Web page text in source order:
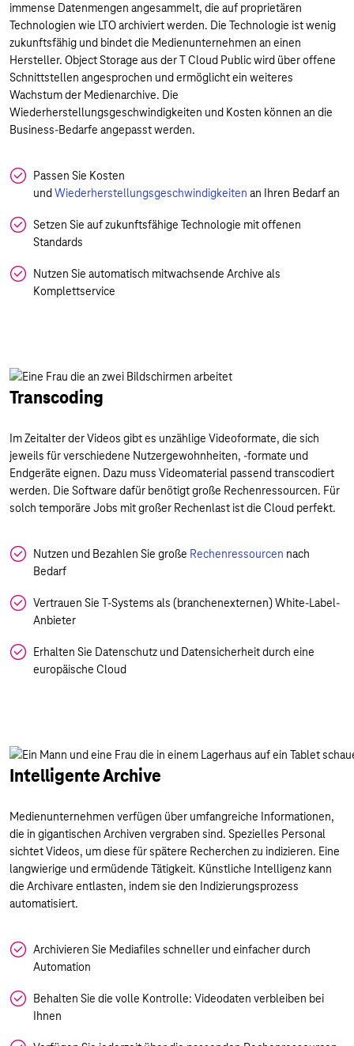
immense Datenmengen angesammelt, die auf proprietären
Technologien wie LTO archiviert werden. Die Technologie ist wenig
zukunftsfähig und bindet die Medienunternehmen an einen
Hersteller. Object Storage aus der T Cloud Public wird über offene
Schnittstellen angesprochen und ermöglicht ein weiteres
Wachstum der Medienarchive. Die
Wiederherstellungsgeschwindigkeiten und Kosten können an die
Business-Bedarfe angepasst werden.
Passen Sie Kosten
undWiederherstellungsgeschwindigkeiten an Ihren Bedarf an
Setzen Sie auf zukunftsfähige Technologie mit offenen
Standards
Nutzen Sie automatisch mitwachsende Archive als
Komplettservice
Transcoding
Im Zeitalter der Videos gibt es unzählige Videoformate, die sich
jeweils für verschiedene Nutzergewohnheiten, -formate und
Endgeräte eignen. Dazu muss Videomaterial passend transcodiert
werden. Die Software dafür benötigt große Rechenressourcen. Für
solch temporäre Jobs mit großer Rechenlast ist die Cloud perfekt.
Nutzen und Bezahlen Sie große Rechenressourcen nach
Bedarf
Vertrauen Sie T-Systems als (branchenexternen) White-Label-
Anbieter
Erhalten Sie Datenschutz und Datensicherheit durch eine
europäische Cloud
Intelligente Archive
Medienunternehmen verfügen über umfangreiche Informationen,
die in gigantischen Archiven vergraben sind. Spezielles Personal
sichtet Videos, um diese für spätere Recherchen zu indizieren. Eine
langwierige und ermüdende Tätigkeit. Künstliche Intelligenz kann
die Archivare entlasten, indem sie den Indizierungsprozess
automatisiert.
Archivieren Sie Mediafiles schneller und einfacher durch
Automation
Behalten Sie die volle Kontrolle: Videodaten verbleiben bei
Ihnen